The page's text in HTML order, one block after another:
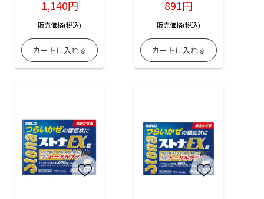
1,140円
販売価格(税込)
891円
販売価格(税込)